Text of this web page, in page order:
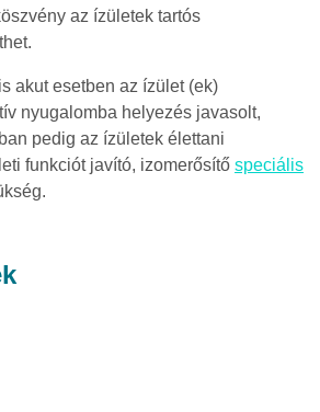
az ízületek tartós
akut esetben az ízület (ek)
nyugalomba helyezés javasolt,
pedig az ízületek élettani
funkciót javító, izomerősítő speciális